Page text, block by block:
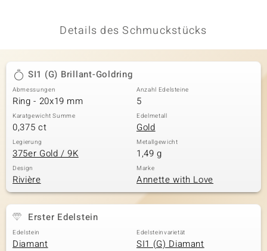
Classics
Details des Schmuckstücks
SI1 (G) Brillant-Goldring
Abmessungen
Ring - 20x19 mm
Anzahl Edelsteine
5
Karatgewicht Summe
0,375 ct
Edelmetall
Gold
Legierung
375er Gold / 9K
Metallgewicht
1,49 g
Design
Rivière
Marke
Annette with Love
Erster Edelstein
Edelstein
Diamant
Edelsteinvarietät
SI1 (G) Diamant